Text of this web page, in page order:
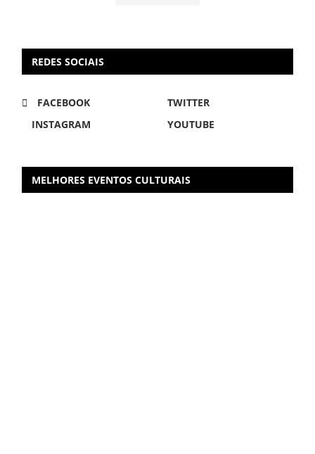
REDES SOCIAIS
FACEBOOK
TWITTER
INSTAGRAM
YOUTUBE
MELHORES EVENTOS CULTURAIS